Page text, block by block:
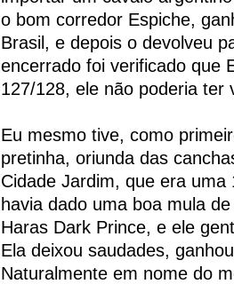
o bom corredor Espiche,
Brasil, e depois o devolveu
encerrado foi verificado que
127/128, ele não poderia ter
Eu mesmo tive, como
pretinha, oriunda das
Cidade Jardim, que era
havia dado uma boa mula
Haras Dark Prince, e ele
Ela deixou saudades,
Naturalmente em nome do